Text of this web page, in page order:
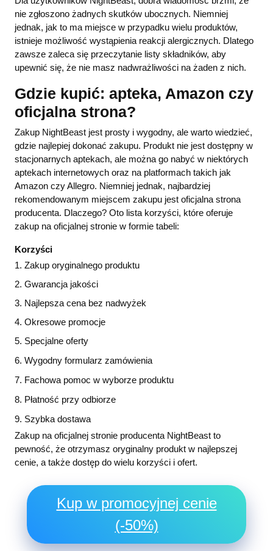
nie zgłoszono żadnych skutków ubocznych. Niemniej
jednak, jak to ma miejsce w przypadku wielu produktów,
istnieje możliwość wystąpienia reakcji alergicznych. Dlatego
zawsze zaleca się przeczytanie listy składników, aby
upewnić się, że nie masz nadwrażliwości na żaden z nich.
Gdzie kupić: apteka, Amazon czy
oficjalna strona?
Zakup NightBeast jest prosty i wygodny, ale warto wiedzieć,
gdzie najlepiej dokonać zakupu. Produkt nie jest dostępny w
stacjonarnych aptekach, ale można go nabyć w niektórych
aptekach internetowych oraz na platformach takich jak
Amazon czy Allegro. Niemniej jednak, najbardziej
rekomendowanym miejscem zakupu jest oficjalna strona
producenta. Dlaczego? Oto lista korzyści, które oferuje
zakup na oficjalnej stronie w formie tabeli:
Korzyści
1. Zakup oryginalnego produktu
2. Gwarancja jakości
3. Najlepsza cena bez nadwyżek
4. Okresowe promocje
5. Specjalne oferty
6. Wygodny formularz zamówienia
7. Fachowa pomoc w wyborze produktu
8. Płatność przy odbiorze
9. Szybka dostawa
Zakup na oficjalnej stronie producenta NightBeast to
pewność, że otrzymasz oryginalny produkt w najlepszej
cenie, a także dostęp do wielu korzyści i ofert.
Kup w promocyjnej cenie
(-50%)